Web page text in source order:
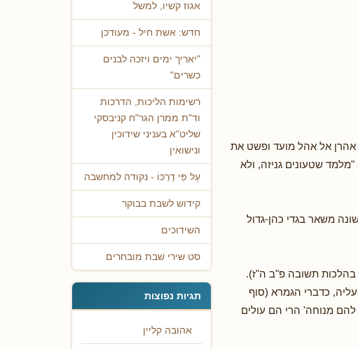
אהרן אל אהל מועד ופשט את
שטעונים גניזה, ולא
משאר בגדי כהן-גדול
בהלכות תשובה פ"ב ה"ז).
כדברי הגמרא (סוף
להם מנוחה' הרי הם עולים
אגוז קשיו, למשל
חדש: אשת חיל - מעודכן
"יאריך ימים ויזכה לבנים
כשרים"
רשימות הליכות, הדרכות
וד"ת ממרן הגר"ח קניבסקי
שליט"א בעניני שידוכין
ונישואין
עַל פִּי דַרְכּוֹ - נקודה למחשבה
קידוש לשבת בבוקר
השידוכים
סט שירי שבת מובחרים
תגיות נפוצות
אהובה קליין